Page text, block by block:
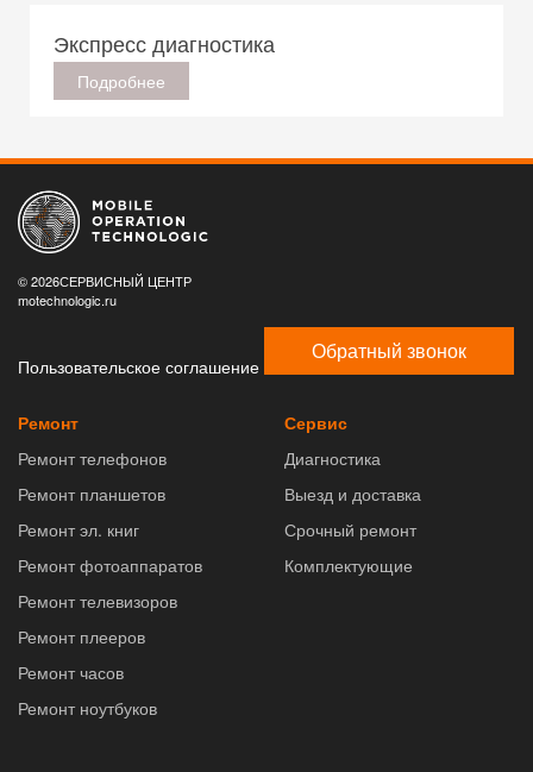
Экспресс диагностика
Подробнее
© 2026СЕРВИСНЫЙ ЦЕНТР
motechnologic.ru
Пользовательское соглашение
Обратный звонок
Ремонт
Ремонт телефонов
Ремонт планшетов
Ремонт эл. книг
Ремонт фотоаппаратов
Ремонт телевизоров
Ремонт плееров
Ремонт часов
Ремонт ноутбуков
Сервис
Диагностика
Выезд и доставка
Срочный ремонт
Комплектующие